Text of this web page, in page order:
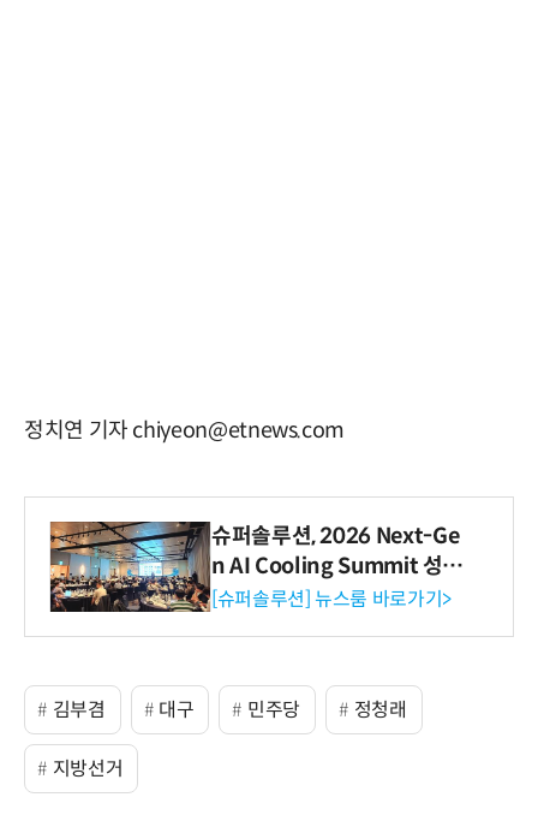
정치연 기자 chiyeon@etnews.com
슈퍼솔루션, 2026 Next-Ge
n AI Cooling Summit 성황
리 성료
[슈퍼솔루션] 뉴스룸 바로가기>
김부겸 대구 민주당 정청래
지방선거